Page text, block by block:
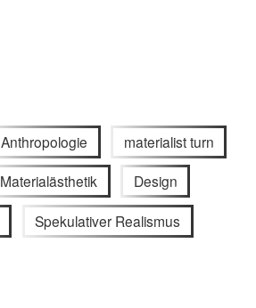
Anthropologie materialist turn
Materialästhetik Design
Spekulativer Realismus